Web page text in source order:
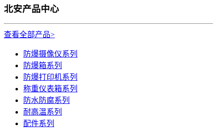
北安产品中心
查看全部产品>
防爆摄像仪系列
防爆箱系列
防爆打印机系列
称重仪表箱系列
防水防腐系列
耐高温系列
配件系列